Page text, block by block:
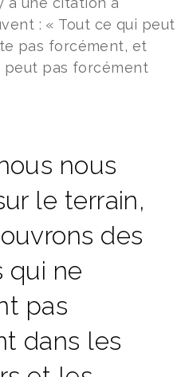
: « Tout ce qui peut
pas forcément, et
pas forcément
nous
le terrain,
des
qui ne
pas
dans les